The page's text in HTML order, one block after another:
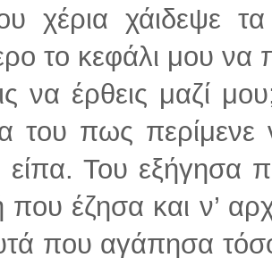
χέρια χάιδεψε
το κεφάλι μου να
να έρθεις μαζί
του πως
είπα. Του
που έζησα και ν’
που αγάπησα τόσο